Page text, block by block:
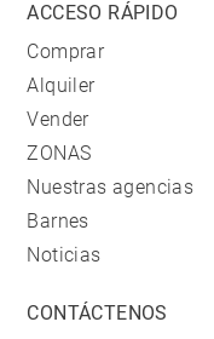
ACCESO RÁPIDO
Comprar
Alquiler
Vender
ZONAS
Nuestras agencias
Barnes
Noticias
CONTÁCTENOS